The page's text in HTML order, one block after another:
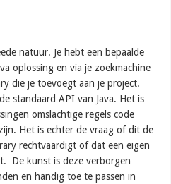
natuur. Je hebt een bepaalde
oplossing en via je zoekmachine
die je toevoegt aan je project.
standaard API van Java. Het is
omslachtige regels code
Het is echter de vraag of dit de
rechtvaardigt of dat een eigen
De kunst is deze verborgen
en handig toe te passen in